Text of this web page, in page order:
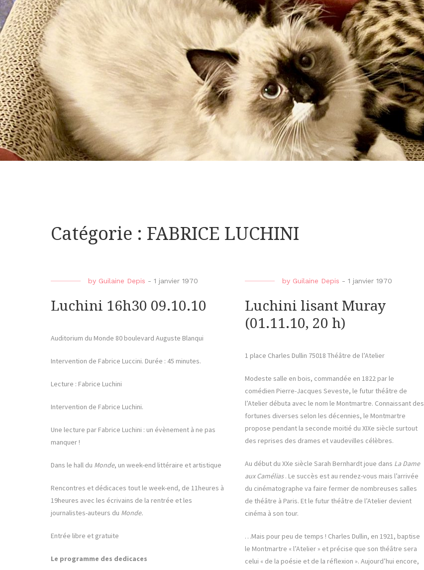
Catégorie : FABRICE LUCHINI
by Guilaine Depis - 1 janvier 1970
Luchini 16h30 09.10.10
Auditorium du Monde 80 boulevard Auguste Blanqui
Intervention de Fabrice Luccini. Durée : 45 minutes.
Lecture : Fabrice Luchini
Intervention de Fabrice Luchini.
Une lecture par Fabrice Luchini : un évènement à ne pas
manquer !
Dans le hall du Monde, un week-end littéraire et artistique
Rencontres et dédicaces tout le week-end, de 11heures à
19heures avec les écrivains de la rentrée et les
journalistes-auteurs du Monde.
Entrée libre et gratuite
Le programme des dedicaces
by Guilaine Depis - 1 janvier 1970
Luchini lisant Muray
(01.11.10, 20 h)
1 place Charles Dullin 75018 Théâtre de l’Atelier
Modeste salle en bois, commandée en 1822 par le
comédien Pierre-Jacques Seveste, le futur théâtre de
l’Atelier débuta avec le nom le Montmartre. Connaissant des
fortunes diverses selon les décennies, le Montmartre
propose pendant la seconde moitié du XIXe siècle surtout
des reprises des drames et vaudevilles célèbres.
Au début du XXe siècle Sarah Bernhardt joue dans La Dame
aux Camélias. Le succès est au rendez-vous mais l’arrivée
du cinématographe va faire fermer de nombreuses salles
de théâtre à Paris. Et le futur théâtre de l’Atelier devient
cinéma à son tour.
…Mais pour peu de temps ! Charles Dullin, en 1921, baptise
le Montmartre « l’Atelier » et précise que son théâtre sera
celui « de la poésie et de la réflexion ». Aujourd’hui encore,